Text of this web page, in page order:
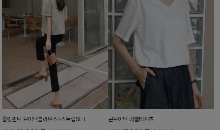
폴릿핀턱 브이넥블라우스+스트랩SET 콘브이넥 라벨티셔츠